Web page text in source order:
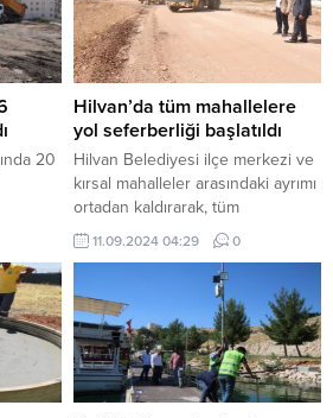
20
Hilvan’da tüm mahallelere
yol seferberliği başlatıldı
Hilvan Belediyesi ilçe merkezi ve
kırsal mahalleler arasındaki ayrımı
ortadan kaldırarak, tüm
vatandaşlara eşit hizmet sunma
ilkesiyle yol iyileştirme
çalışmalarına aralıksız devam
ediyor. Yapılan çalışmalar
kapsamında hem ilçe
merkezindeki ana arterler hem de
kırsal mahallelerin ulaşım ağları
modernize ediliyor. Eskiyen yollar
11.09.2024 04:29 0